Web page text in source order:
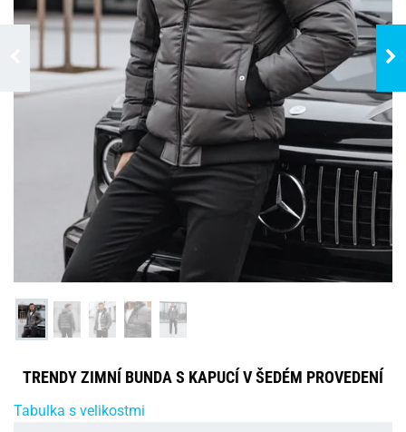
TRENDY ZIMNÍ BUNDA S KAPUCÍ V ŠEDÉM PROVEDENÍ
Tabulka s velikostmi